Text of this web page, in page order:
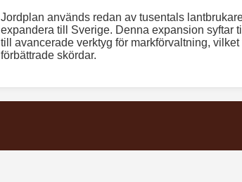
Jordplan används redan av tusentals
expandera till Sverige. Denna expansion syftar
till avancerade verktyg för markförvaltning,
förbättrade skördar.